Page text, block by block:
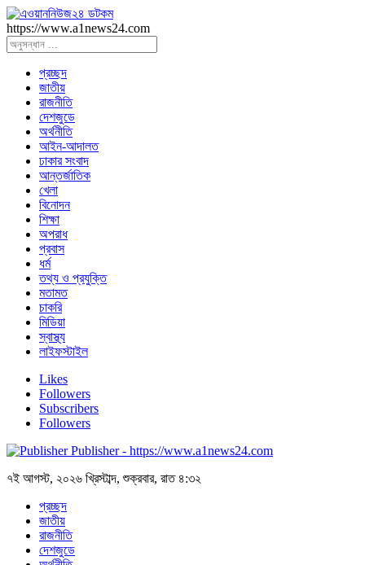
https://www.a1news24.com
প্রচ্ছদ
জাতীয়
রাজনীতি
দেশজুডে
অর্থনীতি
আইন-আদালত
ঢাকার সংবাদ
আন্তর্জাতিক
খেলা
বিনোদন
শিক্ষা
অপরাধ
প্রবাস
ধর্ম
তথ্য ও প্রযুক্তি
মতামত
চাকরি
মিডিয়া
স্বাস্থ্য
লাইফস্টাইল
Likes
Followers
Subscribers
Followers
Publisher - https://www.a1news24.com
৭ই আগস্ট, ২০২৬ খ্রিস্টাব্দ, শুক্রবার, রাত ৪:৩২
প্রচ্ছদ
জাতীয়
রাজনীতি
দেশজুডে